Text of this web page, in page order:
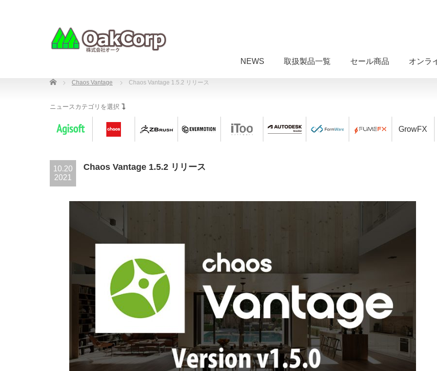
NEWS 取扱製品一覧 セール商品 オンラ
Home Chaos Vantage Chaos Vantage 1.5.2 リリース
ニュースカテゴリを選択
GrowFX
10.20
2021
Chaos Vantage 1.5.2 リリース